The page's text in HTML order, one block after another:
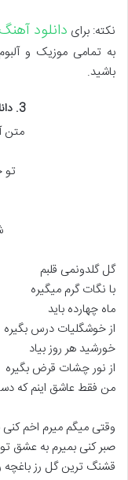
نکته: برای دانلود
باشید.
3. دانلود آهنگ احمد سلو به نام رز
متن
گل گلدونمی قلبم
با نگات گرم میگیره
ماه چهارده باید
از خوشگلیات درس بگیره
خورشید هر روز بیاد
از نور چشات قرض بگیره
من فقط عاشق اینم که
وقتی میگم میرم اخم
صبر کنی بمیرم به عشق تو
قشنگ ترین گل رز باغچه